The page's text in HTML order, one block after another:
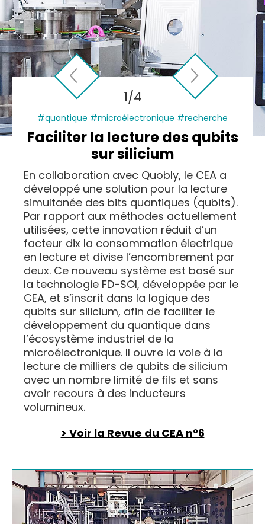
1/4
Previous
#quantique #microélectronique #recherche
Faciliter la lecture des qubits
sur silicium
En collaboration avec Quobly, le CEA a
développé une solution pour la lecture
simultanée des bits quantiques (qubits).
Par rapport aux méthodes actuellement
utilisées, cette innovation réduit d’un
facteur dix la consommation électrique
en lecture et divise l’encombrement par
deux. Ce nouveau système est basé sur
la technologie FD-SOI, développée par le
CEA, et s’inscrit dans la logique des
qubits sur silicium, afin de faciliter le
développement du quantique dans
l’écosystème industriel de la
microélectronique. Il ouvre la voie à la
lecture de milliers de qubits de silicium
avec un nombre limité de fils et sans
avoir recours à des inducteurs
volumineux.
> Voir la Revue du CEA n°6
Next